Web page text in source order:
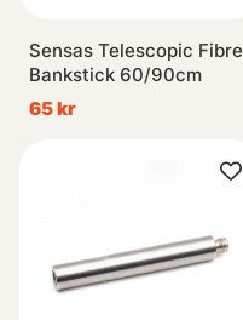
Sensas Telescopic Fibre
Bankstick 60/90cm
65 kr